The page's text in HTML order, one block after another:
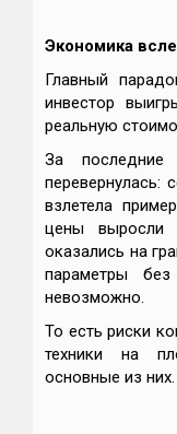
Экономика
Главный
инвестор
реальную
За последние
перевернулась:
взлетела
цены выросли
оказались на
параметры без
невозможно.
То есть риски
техники на
основные из них.